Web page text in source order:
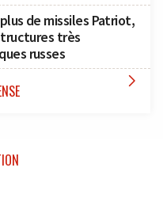
de missiles Patriot,
très
russes
